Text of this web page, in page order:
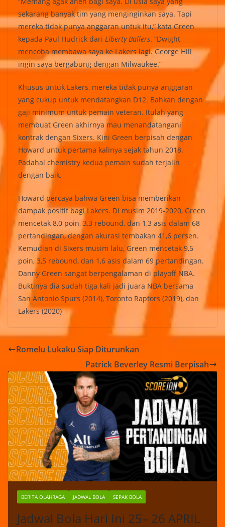
sekarang banyak tim yang menginginkan saya. Tapi
mereka tidak punya anggaran untuk itu,” kata Green
kepada Paul Hudrick dari Liberty Ballers. “Dwight
mencoba membawa saya ke Lakers lagi. George Hill
ingin saya bergabung dengan Milwaukee.”
Khusus untuk Lakers, mereka tidak punya anggaran
yang cukup untuk mendatangkan D12. Bahkan dengan
gaji minimum untuk pemain veteran. Itulah yang
membuat Green akhirnya mau menandatangani
kontrak dengan Sixers. Kini Green berpisah dengan
Howard untuk pertama kalinya sejak tahun 2018.
Padahal chemistry kedua pemain sudah terjalin
dengan baik.
Howard percaya bahwa Green bisa memberikan
dampak positif bagi Lakers. Di musim 2019-2020, Green
mencetak 8,0 poin, 3,3 rebound, dan 1,3 asis dalam 68
pertandingan, dengan akurasi tembakan 41,6 persen.
Kemudian di Sixers musim lalu, Green mencetak 9,5
poin, 3,5 rebound, dan 1,6 asis dalam 69 pertandingan.
Danny Green sangat berpengalaman di playoff NBA.
Buktinya dia sudah tiga kali jadi juara NBA bersama
San Antonio Spurs (2014), Toronto Raptors (2019), dan
Lakers (2020)
Romelu Lukaku Siap Diturunkan
Patrick Beverley Resmi Berpisah
BERITA OLAHRAGA JADWAL BOLA SEPAK BOLA
Jadwal Bola Hari Ini 25– 26 APRIL